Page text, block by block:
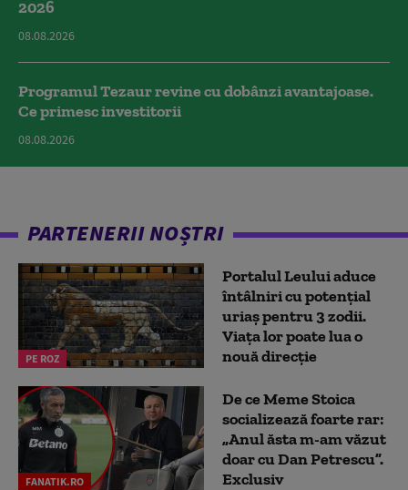
2026
08.08.2026
Programul Tezaur revine cu dobânzi avantajoase.
Ce primesc investitorii
08.08.2026
PARTENERII NOȘTRI
PE ROZ
Portalul Leului aduce
întâlniri cu potențial
uriaș pentru 3 zodii.
Viața lor poate lua o
nouă direcție
FANATIK.RO
De ce Meme Stoica
socializează foarte rar:
„Anul ăsta m-am văzut
doar cu Dan Petrescu”.
Exclusiv